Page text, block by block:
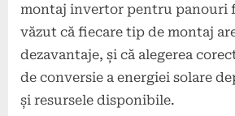
montaj invertor pentru panouri
văzut că fiecare tip de montaj
dezavantaje, și că alegerea
de conversie a energiei solare
și resursele disponibile.